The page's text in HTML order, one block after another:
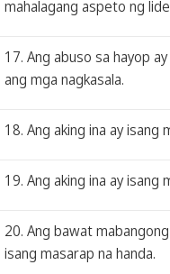
mahalagang aspeto ng
17. Ang abuso sa hayop
ang mga nagkasala.
18. Ang aking ina ay isang
19. Ang aking ina ay isang
20. Ang bawat
isang masarap na handa.